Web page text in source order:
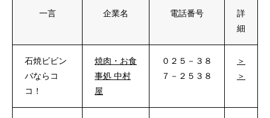
一言 企業名 電話番号
詳
細
石焼ビビン
バならコ
コ！
焼肉・お食
事処 中村
屋
０２５－３８
７－２５３８
＞
＞